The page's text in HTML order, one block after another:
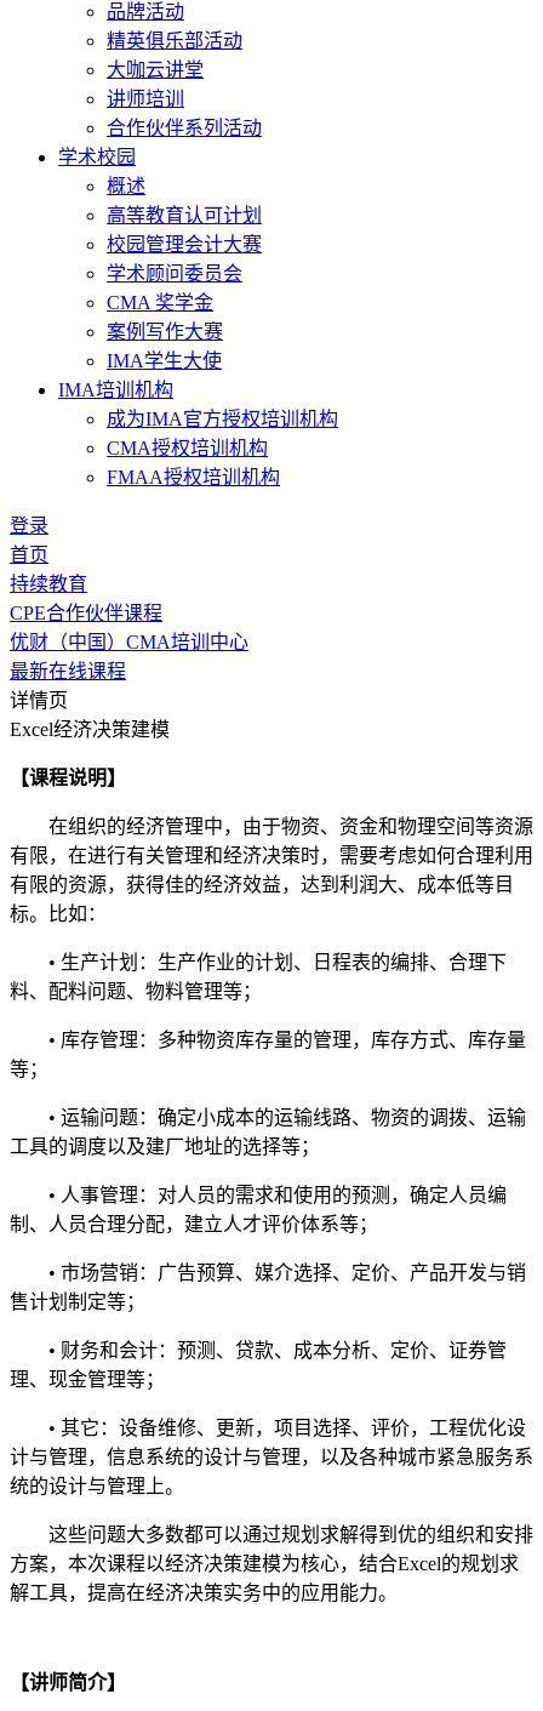
品牌活动
精英俱乐部活动
大咖云讲堂
讲师培训
合作伙伴系列活动
学术校园
概述
高等教育认可计划
校园管理会计大赛
学术顾问委员会
CMA 奖学金
案例写作大赛
IMA学生大使
IMA培训机构
成为IMA官方授权培训机构
CMA授权培训机构
FMAA授权培训机构
登录
首页
持续教育
CPE合作伙伴课程
优财（中国）CMA培训中心
最新在线课程
详情页
Excel经济决策建模
【课程说明】
在组织的经济管理中，由于物资、资金和物理空间等资源
有限，在进行有关管理和经济决策时，需要考虑如何合理利用
有限的资源，获得佳的经济效益，达到利润大、成本低等目
标。比如：
• 生产计划：生产作业的计划、日程表的编排、合理下
料、配料问题、物料管理等；
• 库存管理：多种物资库存量的管理，库存方式、库存量
等；
• 运输问题：确定小成本的运输线路、物资的调拨、运输
工具的调度以及建厂地址的选择等；
• 人事管理：对人员的需求和使用的预测，确定人员编
制、人员合理分配，建立人才评价体系等；
• 市场营销：广告预算、媒介选择、定价、产品开发与销
售计划制定等；
• 财务和会计：预测、贷款、成本分析、定价、证券管
理、现金管理等；
• 其它：设备维修、更新，项目选择、评价，工程优化设
计与管理，信息系统的设计与管理，以及各种城市紧急服务系
统的设计与管理上。
这些问题大多数都可以通过规划求解得到优的组织和安排
方案，本次课程以经济决策建模为核心，结合Excel的规划求
解工具，提高在经济决策实务中的应用能力。
【讲师简介】